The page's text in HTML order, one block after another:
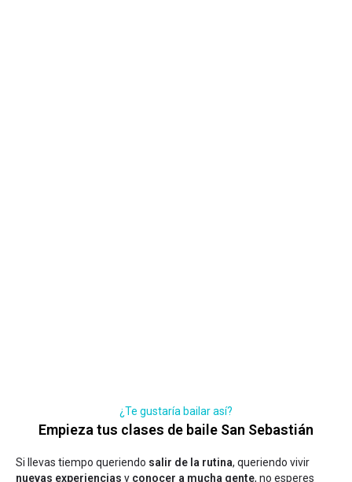
¿Te gustaría bailar así?
Empieza tus clases de baile San Sebastián
Si llevas tiempo queriendo salir de la rutina, queriendo vivir
nuevas experiencias y conocer a mucha gente, no esperes